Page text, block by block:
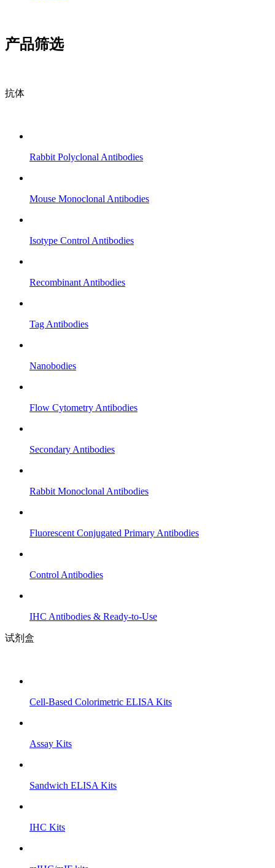
产品筛选
抗体
Rabbit Polyclonal Antibodies
Mouse Monoclonal Antibodies
Isotype Control Antibodies
Recombinant Antibodies
Tag Antibodies
Nanobodies
Flow Cytometry Antibodies
Secondary Antibodies
Rabbit Monoclonal Antibodies
Fluorescent Conjugated Primary Antibodies
Control Antibodies
IHC Antibodies & Ready-to-Use
试剂盒
Cell-Based Colorimetric ELISA Kits
Assay Kits
Sandwich ELISA Kits
IHC Kits